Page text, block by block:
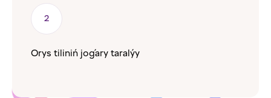
Orys tiliniń joǵary taralýy